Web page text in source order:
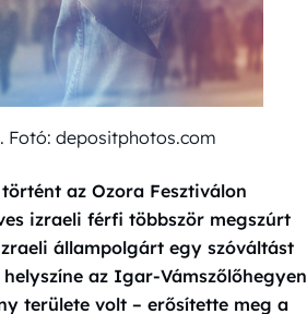
Fotó: depositphotos.com
történt az Ozora Fesztiválon
izraeli férfi többször megszúrt
állampolgárt egy szóváltást
az Igar-Vámszőlőhegyen
területe volt – erősítette meg a